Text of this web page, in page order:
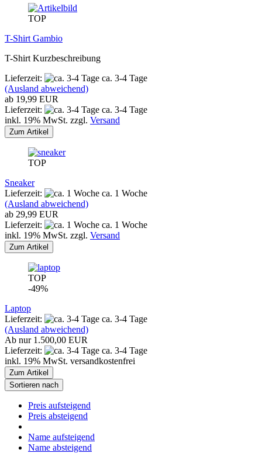
TOP
T-Shirt Gambio
T-Shirt Kurzbeschreibung
Lieferzeit:
ca. 3-4 Tage
(Ausland abweichend)
ab 19,99 EUR
Lieferzeit:
ca. 3-4 Tage
inkl. 19% MwSt. zzgl. Versand
Zum Artikel
TOP
Sneaker
Lieferzeit:
ca. 1 Woche
(Ausland abweichend)
ab 29,99 EUR
Lieferzeit:
ca. 1 Woche
inkl. 19% MwSt. zzgl. Versand
Zum Artikel
TOP
-49%
Laptop
Lieferzeit:
ca. 3-4 Tage
(Ausland abweichend)
Ab nur 1.500,00 EUR
Lieferzeit:
ca. 3-4 Tage
inkl. 19% MwSt. versandkostenfrei
Zum Artikel
Sortieren nach
Preis aufsteigend
Preis absteigend
Name aufsteigend
Name absteigend